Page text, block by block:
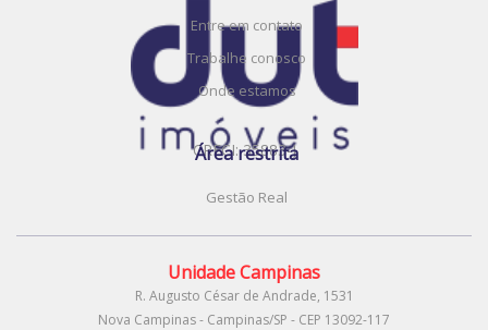
CRECI: 35883-J
Entre em contato
Trabalhe conosco
Onde estamos
Área restrita
Gestão Real
Unidade Campinas
R. Augusto César de Andrade, 1531
Nova Campinas - Campinas/SP - CEP 13092-117